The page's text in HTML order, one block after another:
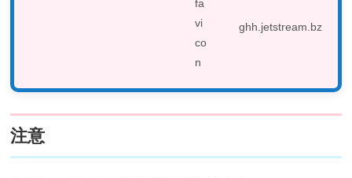
ghh.jetstream.bz
注意